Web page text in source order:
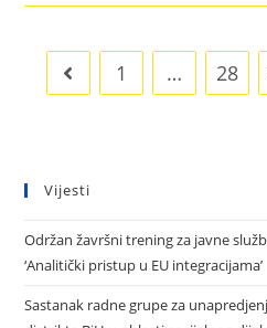
1 … 28
Vijesti
Održan žavršni trening za javne
‘Analitički pristup u EU integracijama’
Sastanak radne grupe za